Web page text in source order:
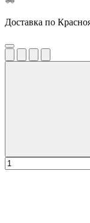
Доставка по